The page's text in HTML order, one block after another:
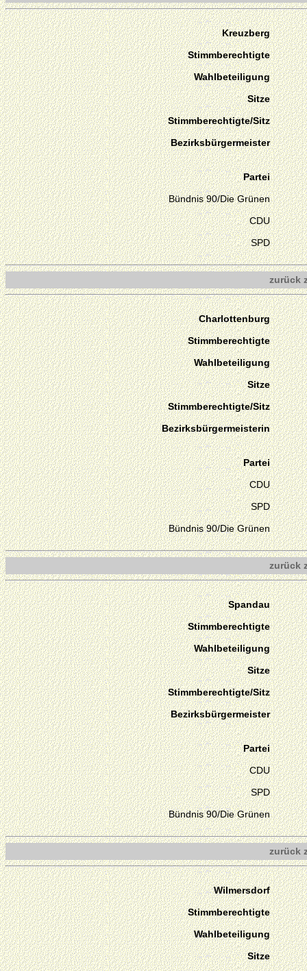
Kreuzberg
Stimmberechtigte
Wahlbeteiligung
Sitze
Stimmberechtigte/Sitz
Bezirksbürgermeister
Partei
Bündnis 90/Die Grünen
CDU
SPD
zurück
Charlottenburg
Stimmberechtigte
Wahlbeteiligung
Sitze
Stimmberechtigte/Sitz
Bezirksbürgermeisterin
Partei
CDU
SPD
Bündnis 90/Die Grünen
zurück
Spandau
Stimmberechtigte
Wahlbeteiligung
Sitze
Stimmberechtigte/Sitz
Bezirksbürgermeister
Partei
CDU
SPD
Bündnis 90/Die Grünen
zurück
Wilmersdorf
Stimmberechtigte
Wahlbeteiligung
Sitze